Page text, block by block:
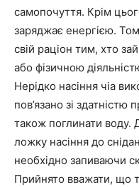
самопочуття. Крім
заряджає енергією.
свій раціон тим, хто
або фізичною
Нерідко насіння чіа
пов’язано зі
також поглинати воду.
ложку насіння до
необхідно запиваючи
Прийнято вважати, що